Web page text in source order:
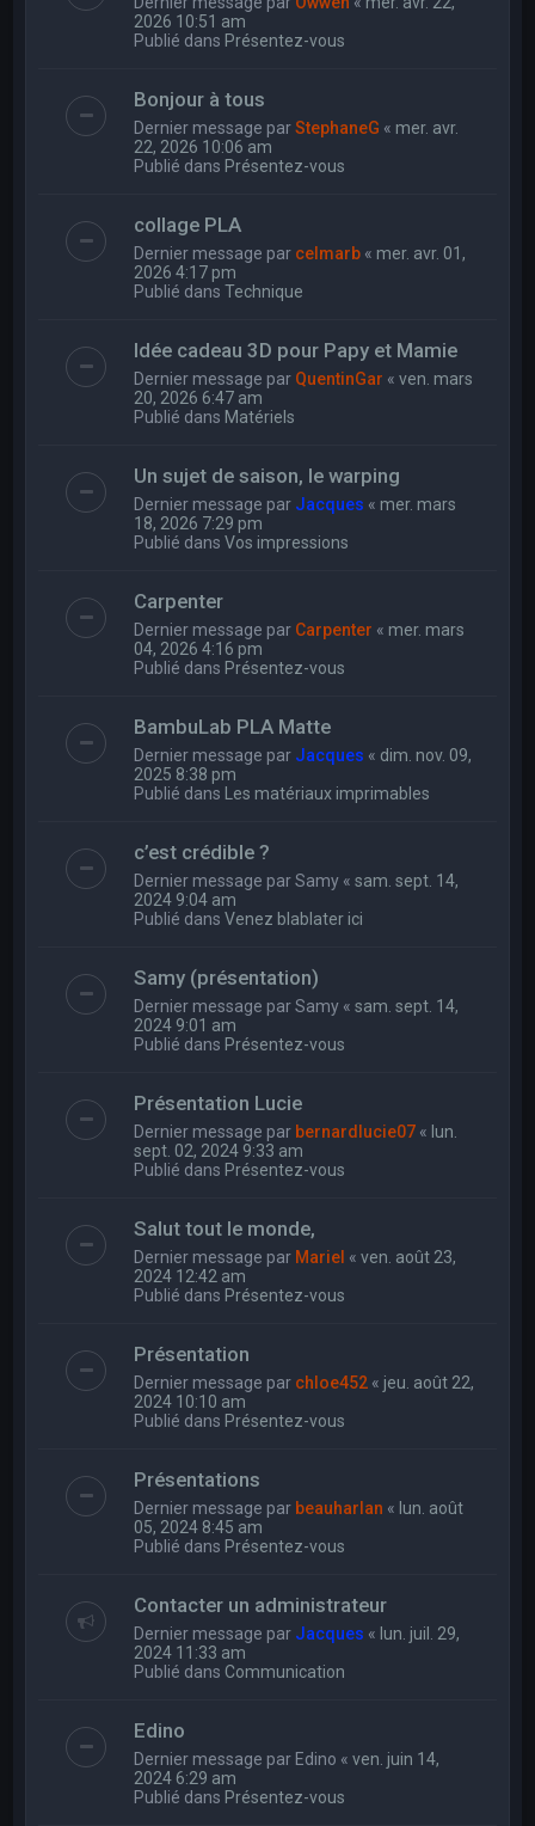
2026 10:51 am
Publié dans Présentez-vous
Bonjour à tous
Dernier message parStephaneG « mer. avr.
22, 2026 10:06 am
Publié dans Présentez-vous
collage PLA
Dernier message par celmarb « mer. avr. 01,
2026 4:17 pm
Publié dansTechnique
Idée cadeau 3D pour Papy et Mamie
Dernier message par QuentinGar «ven. mars
20, 2026 6:47 am
Publié dans Matériels
Un sujet de saison, le warping
Dernier message par Jacques « mer. mars
18, 2026 7:29 pm
Publié dansVos impressions
Carpenter
Dernier message par Carpenter « mer. mars
04, 2026 4:16 pm
Publié dans Présentez-vous
BambuLab PLA Matte
Dernier message par Jacques « dim. nov. 09,
2025 8:38 pm
Publié dans Les matériaux imprimables
c’est crédible ?
Dernier message parSamy «sam. sept. 14,
2024 9:04 am
Publié dansVenez blablater ici
Samy (présentation)
Dernier message parSamy «sam. sept. 14,
2024 9:01 am
Publié dans Présentez-vous
Présentation Lucie
Dernier message par bernardlucie07 « lun.
sept. 02, 2024 9:33 am
Publié dans Présentez-vous
Salut tout le monde,
Dernier message par Mariel «ven. août 23,
2024 12:42 am
Publié dans Présentez-vous
Présentation
Dernier message par chloe452 « jeu. août 22,
2024 10:10 am
Publié dans Présentez-vous
Présentations
Dernier message par beauharlan « lun. août
05, 2024 8:45 am
Publié dans Présentez-vous
Contacter un administrateur
Dernier message par Jacques « lun. juil. 29,
2024 11:33 am
Publié dans Communication
Edino
Dernier message par Edino «ven. juin 14,
2024 6:29 am
Publié dans Présentez-vous